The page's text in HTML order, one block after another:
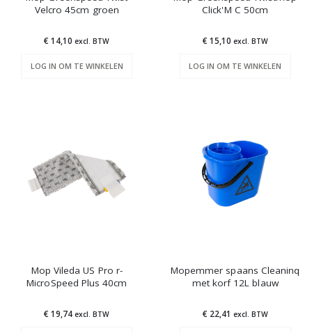
Velcro 45cm groen
€ 14,10excl. BTW
LOG IN OM TE WINKELEN
Click'M C 50cm
€ 15,10 excl. BTW
LOG IN OM TE WINKELEN
Mop Vileda US Pro r-
MicroSpeed Plus 40cm
€ 19,74excl. BTW
Mopemmer spaans Cleaninq
met korf 12L blauw
€ 22,41 excl. BTW